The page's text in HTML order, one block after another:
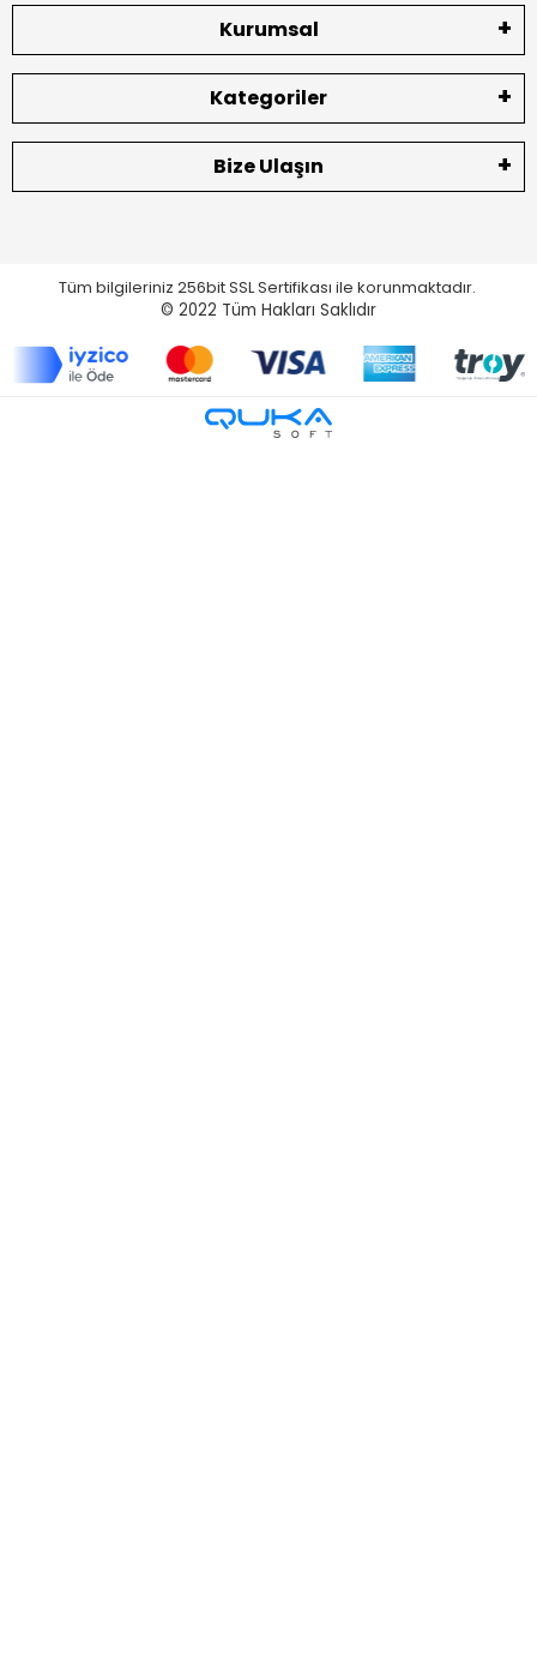
Kurumsal
Kategoriler
Bize Ulaşın
Tüm bilgileriniz 256bit SSL Sertifikası ile korunmaktadır.
© 2022 Tüm Hakları Saklıdır